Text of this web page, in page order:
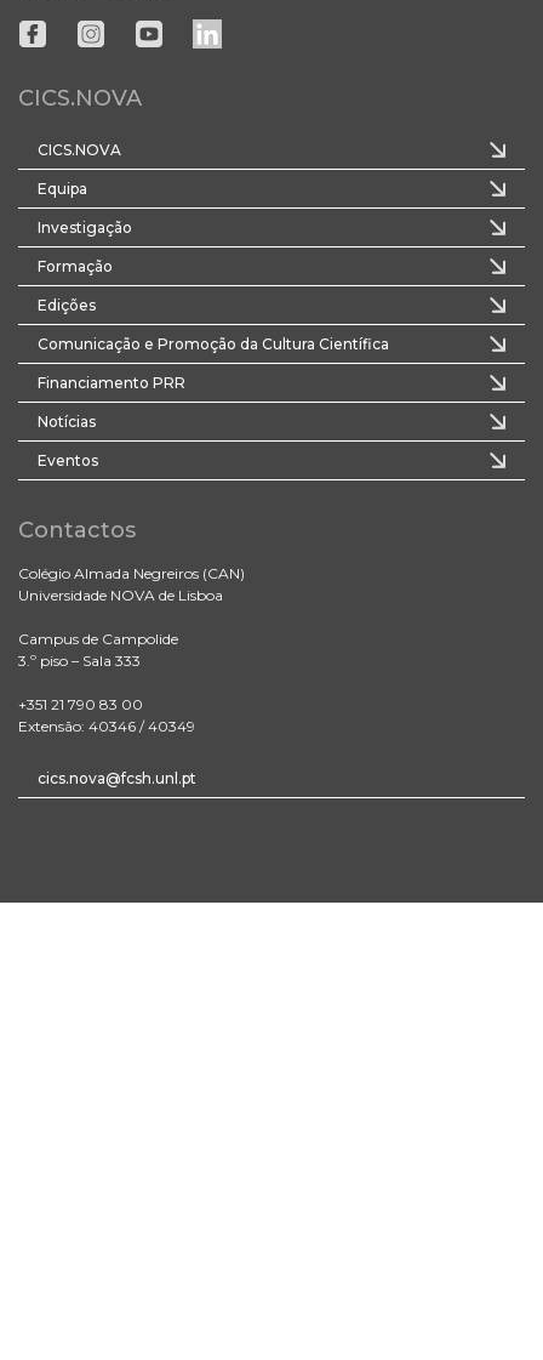
CICS.NOVA
CICS.NOVA
Equipa
Investigação
Formação
Edições
Comunicação e Promoção da Cultura Científica
Financiamento PRR
Notícias
Eventos
Contactos
Colégio Almada Negreiros (CAN)
Universidade NOVA de Lisboa
Campus de Campolide
3.º piso – Sala 333
+351 21 790 83 00
Extensão: 40346 / 40349
cics.nova@fcsh.unl.pt